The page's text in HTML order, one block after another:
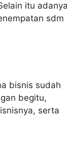
itu adanya
sdm
bisnis sudah
begitu,
serta